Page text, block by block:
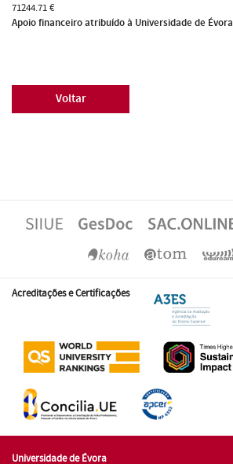
71244.71 €
Apoio financeiro atribuído à Universidade de Évora
Voltar
Acreditações e Certificações
Universidade de Évora